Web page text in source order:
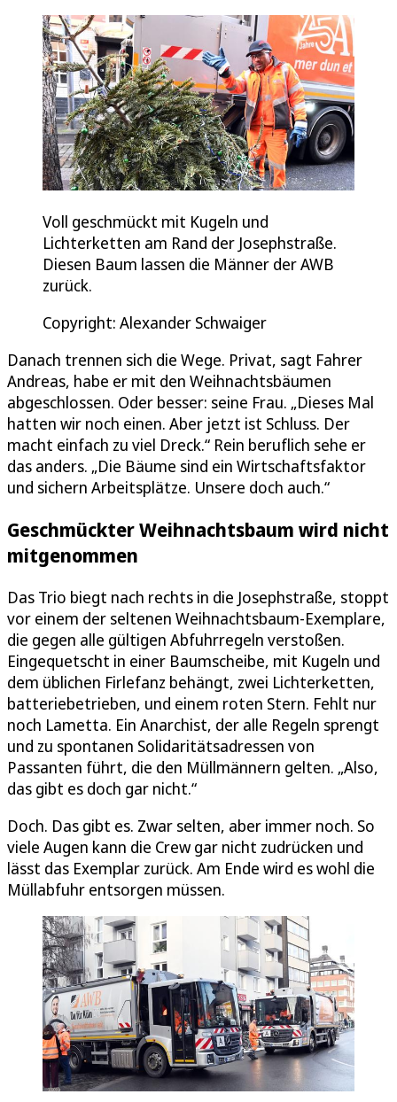
Voll geschmückt mit Kugeln und
Lichterketten am Rand der Josephstraße.
Diesen Baum lassen die Männer der AWB
zurück.
Copyright: Alexander Schwaiger
Danach trennen sich die Wege. Privat, sagt Fahrer
Andreas, habe er mit den Weihnachtsbäumen
abgeschlossen. Oder besser: seine Frau. „Dieses Mal
hatten wir noch einen. Aber jetzt ist Schluss. Der
macht einfach zu viel Dreck.“ Rein beruflich sehe er
das anders. „Die Bäume sind ein Wirtschaftsfaktor
und sichern Arbeitsplätze. Unsere doch auch.“
Geschmückter Weihnachtsbaum wird nicht
mitgenommen
Das Trio biegt nach rechts in die Josephstraße, stoppt
vor einem der seltenen Weihnachtsbaum-Exemplare,
die gegen alle gültigen Abfuhrregeln verstoßen.
Eingequetscht in einer Baumscheibe, mit Kugeln und
dem üblichen Firlefanz behängt, zwei Lichterketten,
batteriebetrieben, und einem roten Stern. Fehlt nur
noch Lametta. Ein Anarchist, der alle Regeln sprengt
und zu spontanen Solidaritätsadressen von
Passanten führt, die den Müllmännern gelten. „Also,
das gibt es doch gar nicht.“
Doch. Das gibt es. Zwar selten, aber immer noch. So
viele Augen kann die Crew gar nicht zudrücken und
lässt das Exemplar zurück. Am Ende wird es wohl die
Müllabfuhr entsorgen müssen.